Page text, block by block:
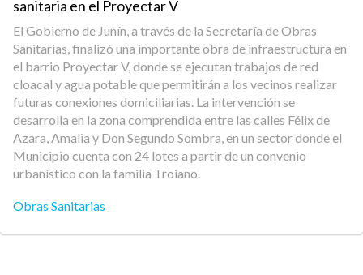
sanitaria en el Proyectar V
El Gobierno de Junín, a través de la Secretaría de Obras
Sanitarias, finalizó una importante obra de infraestructura en
el barrio Proyectar V, donde se ejecutan trabajos de red
cloacal y agua potable que permitirán a los vecinos realizar
futuras conexiones domiciliarias. La intervención se
desarrolla en la zona comprendida entre las calles Félix de
Azara, Amalia y Don Segundo Sombra, en un sector donde el
Municipio cuenta con 24 lotes a partir de un convenio
urbanístico con la familia Troiano.
Obras Sanitarias